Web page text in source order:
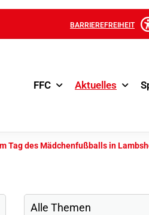
Tag des Mädchenfußballs in